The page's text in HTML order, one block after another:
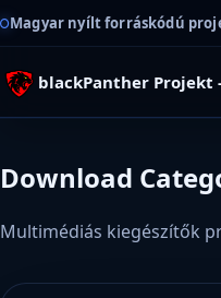
Magyar nyílt forráskódú
blackPanther Projekt
Download
Multimédiás kiegészítők